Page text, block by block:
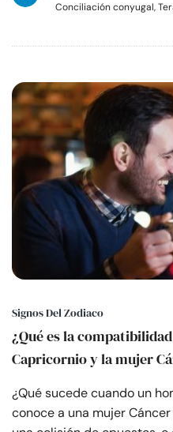
Conciliación conyugal,
Signos Del Zodiaco
¿Qué es la
Capricornio y la mujer
¿Qué sucede cuando un
conoce a una mujer